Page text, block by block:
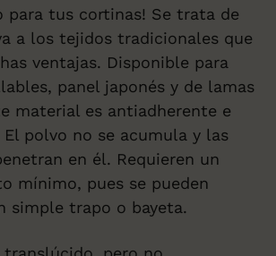
para tus cortinas! Se trata de
a los tejidos tradicionales que
ventajas. Disponible para
panel japonés y de lamas
material es antiadherente e
polvo no se acumula y las
en él. Requieren un
mínimo, pues se pueden
simple trapo o bayeta.